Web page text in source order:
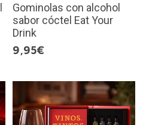
Gominolas con alcohol
sabor cóctel Eat Your
Drink
9,95€